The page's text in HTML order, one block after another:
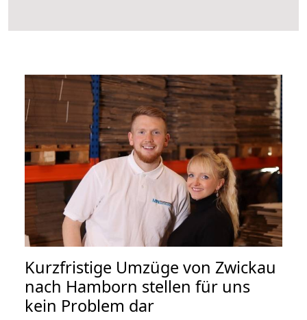
Kurzfristige Umzüge von Zwickau
nach Hamborn stellen für uns
kein Problem dar